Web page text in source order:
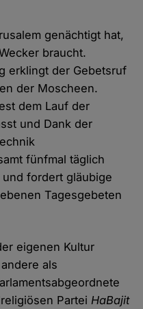
genächtigt hat,
braucht.
erklingt der Gebetsruf
der Moscheen.
dem Lauf der
und Dank der
fünfmal täglich
fordert gläubige
Tagesgebeten
eigenen Kultur
als
ParteiHaBajit